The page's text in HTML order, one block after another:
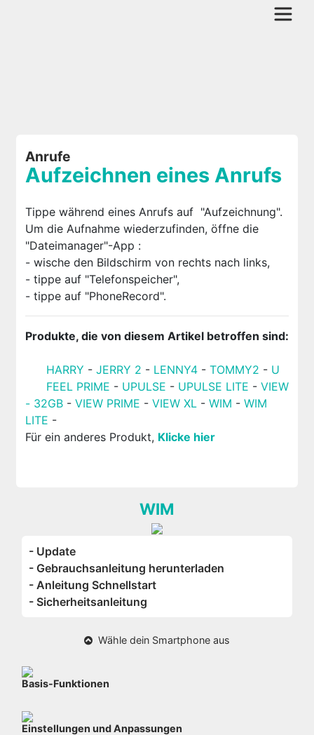
Anrufe
Aufzeichnen eines Anrufs
Tippe während eines Anrufs auf "Aufzeichnung".
Um die Aufnahme wiederzufinden, öffne die
"Dateimanager"-App :
- wische den Bildschirm von rechts nach links,
- tippe auf "Telefonspeicher",
- tippe auf "PhoneRecord".
Produkte, die von diesem Artikel betroffen sind:
HARRY - JERRY 2 - LENNY4- TOMMY2 - U
FEEL PRIME - UPULSE - UPULSE LITE - VIEW
- 32GB- VIEW PRIME - VIEW XL- WIM - WIM
LITE -
Für ein anderes Produkt, Klicke hier
WIM
- Update
- Gebrauchsanleitung herunterladen
- Anleitung Schnellstart
- Sicherheitsanleitung
Wähle dein Smartphone aus
Basis-Funktionen
Einstellungen und Anpassungen